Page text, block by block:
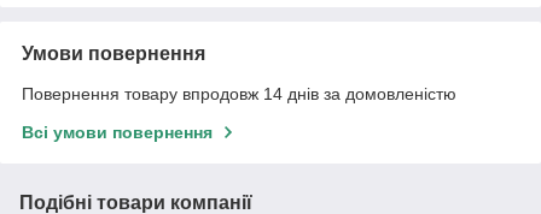
Умови повернення
Повернення товару впродовж 14 днів за домовленістю
Всі умови повернення
Подібні товари компанії